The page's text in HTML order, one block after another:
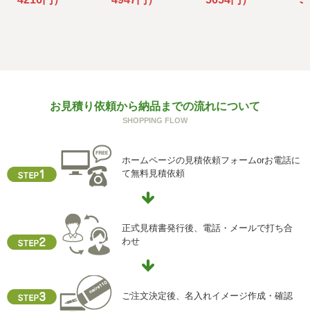
ご本人からの求めにより、当社が保有する保有個人データ
に関する開示、利用目的の通知、内容の訂正・追加または
供記録の開示(以下、開示等という)に応じます。
開示等に応ずる窓口は、下記「当社の個人情報の取扱いに
関する苦情、相談等の問合せ先」を参照してください。
クッキーやウェブビーコン等を用いるなどして、本人が容
易に認識できない方法による個人情報の取得を行っており
ません。
i) 個人情報保護方針
当社ホームページの個人情報保護方針をご覧下さい
お見積り依頼から納品までの流れについて
SHOPPING FLOW
ホームページの見積依頼フォームorお電話に
て無料見積依頼
正式見積書発行後、電話・メールで打ち合
わせ
ご注文決定後、名入れイメージ作成・確認